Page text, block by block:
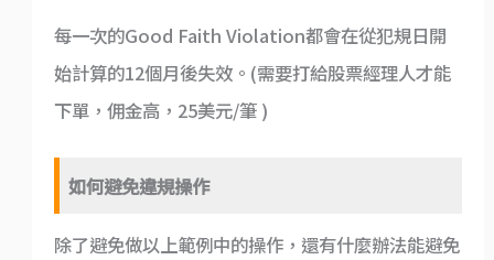
每一次的Good Faith Violation都會在從犯規日開
始計算的12個月後失效。(需要打給股票經理人才能
下單，佣金高，25美元/筆 )
如何避免違規操作
除了避免做以上範例中的操作，還有什麼辦法能避免